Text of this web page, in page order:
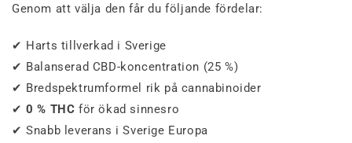
Genom att välja den får du följande fördelar:
✔ Harts tillverkad i Sverige
✔ Balanserad CBD-koncentration (25 %)
✔ Bredspektrumformel rik på cannabinoider
✔0 % THC för ökad sinnesro
✔ Snabb leverans i Sverige Europa